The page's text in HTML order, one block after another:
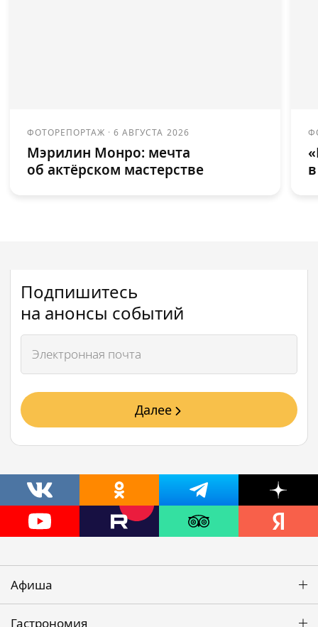
ФОТОРЕПОРТАЖ ·6 АВГУСТА 2026
Мэрилин Монро: мечта
об актёрском мастерстве
Подпишитесь
на анонсы событий
Далее
Афиша
Гастрономия